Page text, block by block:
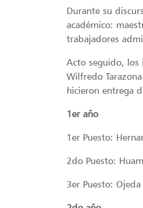
Durante su
académico:
trabajadores
Acto seguido, los
Wilfredo
hicieron entrega
1er año
1er Puesto:
2do Puesto:
3er Puesto: